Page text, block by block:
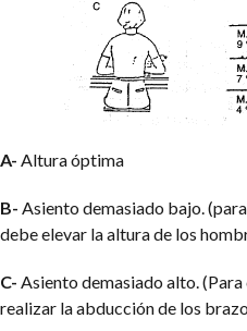
A- Altura óptima
B- Asiento demasiado bajo.
debe elevar la altura de los
C- Asiento demasiado alto.
realizar la abducción de los